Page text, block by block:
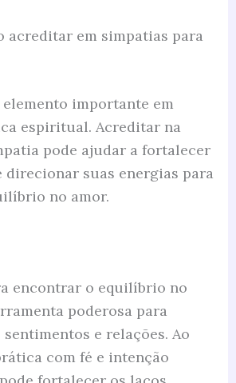
acreditar em simpatias para
elemento importante em
espiritual. Acreditar na
pode ajudar a fortalecer
direcionar suas energias para
no amor.
encontrar o equilíbrio no
poderosa para
e relações. Ao
com fé e intenção